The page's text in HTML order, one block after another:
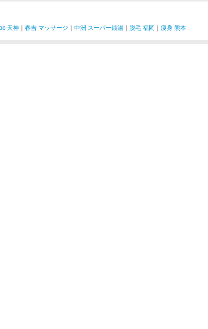
天神 ｜ 春吉 マッサージ ｜ 中洲 スーパー銭湯 ｜ 脱毛 福岡 ｜ 痩身 熊本